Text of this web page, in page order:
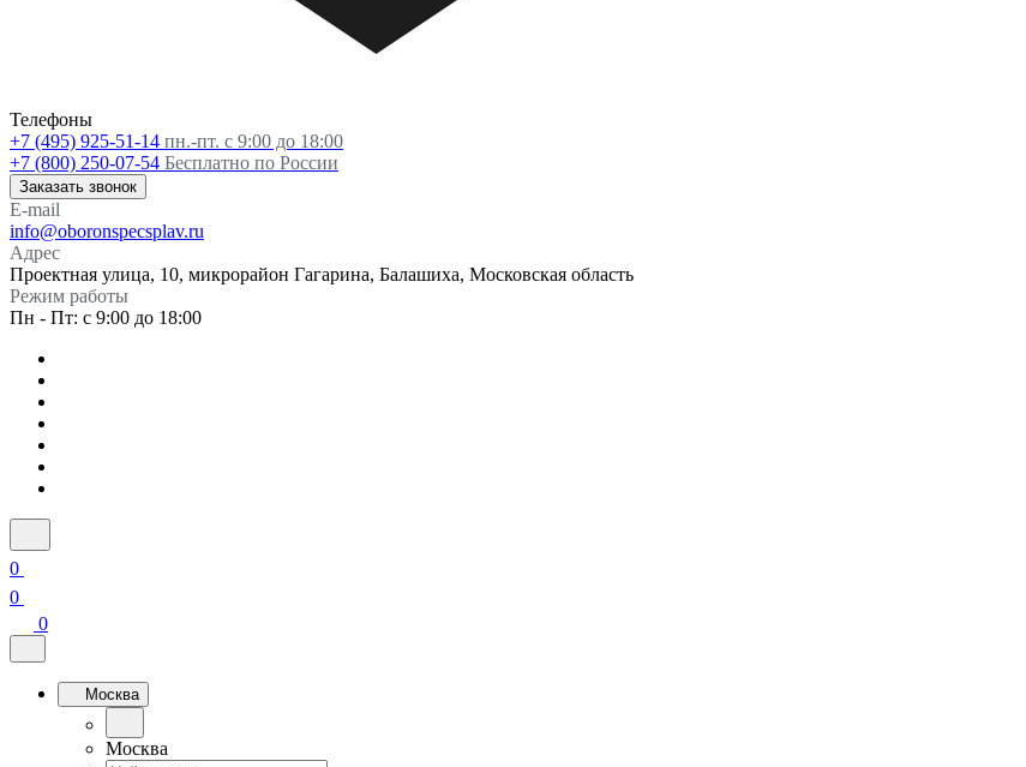
Телефоны
+7 (495) 925-51-14 пн.-пт. с 9:00 до 18:00
+7 (800) 250-07-54 Бесплатно по России
Заказать звонок
E-mail
info@oboronspecsplav.ru
Адрес
Проектная улица, 10, микрорайон Гагарина, Балашиха, Московская область
Режим работы
Пн - Пт: с 9:00 до 18:00
0
0
0
Москва
Москва